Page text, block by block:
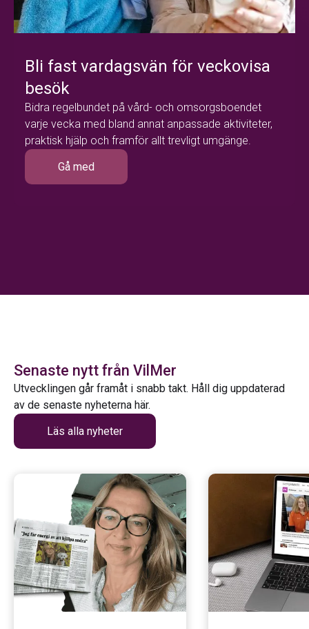
Bli fast vardagsvän för veckovisa
besök
Bidra regelbundet på vård- och omsorgsboendet
varje vecka med bland annat anpassade aktiviteter,
praktisk hjälp och framför allt trevligt umgänge.
Gå med
Senaste nytt från VilMer
Utvecklingen går framåt i snabb takt. Håll dig uppdaterad
av de senaste nyheterna här.
Läs alla nyheter